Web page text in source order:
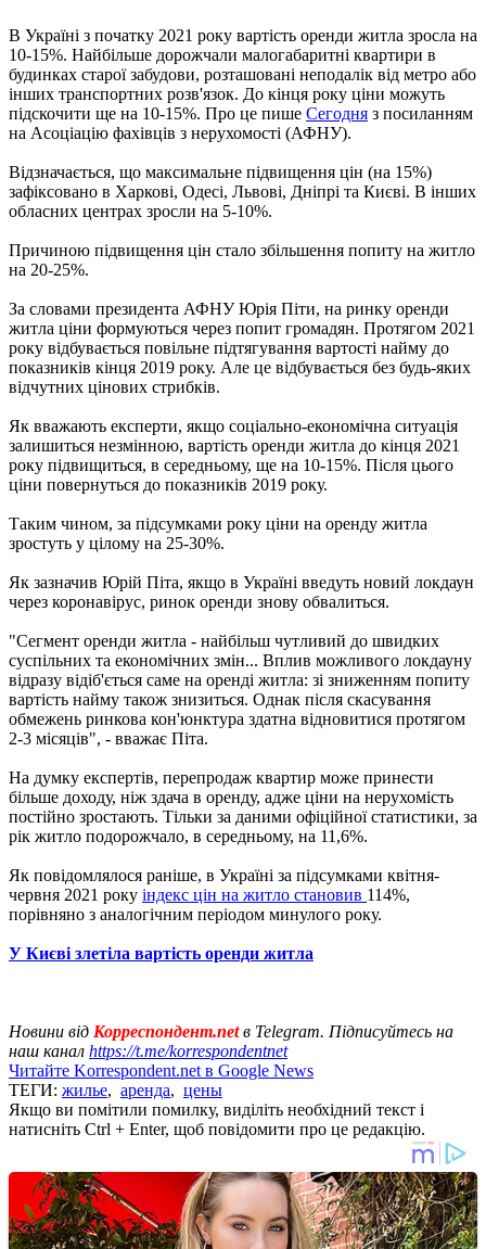
В Україні з початку 2021 року вартість оренди житла зросла на
10-15%. Найбільше дорожчали малогабаритні квартири в
будинках старої забудови, розташовані неподалік від метро або
інших транспортних розв'язок. До кінця року ціни можуть
підскочити ще на 10-15%. Про це пише Сегодня з посиланням
на Асоціацію фахівців з нерухомості (АФНУ).
Відзначається, що максимальне підвищення цін (на 15%)
зафіксовано в Харкові, Одесі, Львові, Дніпрі та Києві. В інших
обласних центрах зросли на 5-10%.
Причиною підвищення цін стало збільшення попиту на житло
на 20-25%.
За словами президента АФНУ Юрія Піти, на ринку оренди
житла ціни формуються через попит громадян. Протягом 2021
року відбувається повільне підтягування вартості найму до
показників кінця 2019 року. Але це відбувається без будь-яких
відчутних цінових стрибків.
Як вважають експерти, якщо соціально-економічна ситуація
залишиться незмінною, вартість оренди житла до кінця 2021
року підвищиться, в середньому, ще на 10-15%. Після цього
ціни повернуться до показників 2019 року.
Таким чином, за підсумками року ціни на оренду житла
зростуть у цілому на 25-30%.
Як зазначив Юрій Піта, якщо в Україні введуть новий локдаун
через коронавірус, ринок оренди знову обвалиться.
"Сегмент оренди житла - найбільш чутливий до швидких
суспільних та економічних змін... Вплив можливого локдауну
відразу відіб'ється саме на оренді житла: зі зниженням попиту
вартість найму також знизиться. Однак після скасування
обмежень ринкова кон'юнктура здатна відновитися протягом
2-3 місяців", - вважає Піта.
На думку експертів, перепродаж квартир може принести
більше доходу, ніж здача в оренду, адже ціни на нерухомість
постійно зростають. Тільки за даними офіційної статистики, за
рік житло подорожчало, в середньому, на 11,6%.
Як повідомлялося раніше, в Україні за підсумками квітня-
червня 2021 року індекс цін на житло становив 114%,
порівняно з аналогічним періодом минулого року.
У Києві злетіла вартість оренди житла
Новини від Корреспондент.netв Telegram. Підписуйтесь на
наш канал https://t.me/korrespondentnet
Читайте Korrespondent.net в Google News
ТЕГИ: жилье, аренда, цены
Якщо ви помітили помилку, виділіть необхідний текст і
натисніть Ctrl + Enter, щоб повідомити про це редакцію.